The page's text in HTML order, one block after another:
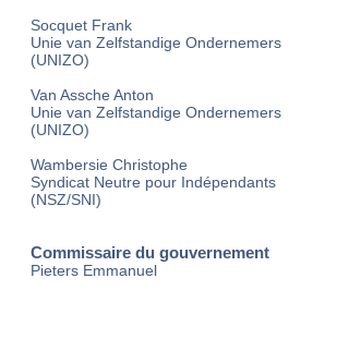
Socquet Frank
Unie van Zelfstandige Ondernemers
(UNIZO)
Van Assche Anton
Unie van Zelfstandige Ondernemers
(UNIZO)
Wambersie Christophe
Syndicat Neutre pour Indépendants
(NSZ/SNI)
Commissaire du gouvernement
Pieters Emmanuel